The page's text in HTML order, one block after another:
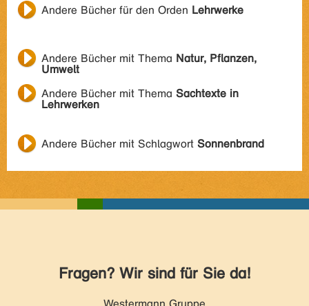
Andere Bücher für den Orden Lehrwerke
Andere Bücher mit Thema Natur, Pflanzen,
Umwelt
Andere Bücher mit Thema Sachtexte in
Lehrwerken
Andere Bücher mit Schlagwort Sonnenbrand